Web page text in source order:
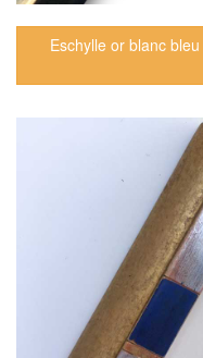
Eschylle or blanc